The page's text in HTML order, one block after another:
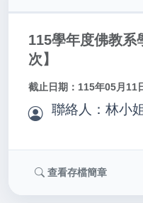
115學年度佛教系
次】
截止日期：115年05月11
聯絡人：林小
查看存檔簡章